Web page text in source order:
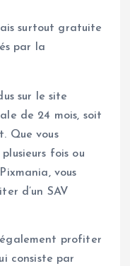
surtout gratuite
par la
sur le site
de 24 mois, soit
Que vous
fois ou
vous
d’un SAV
également profiter
consiste par